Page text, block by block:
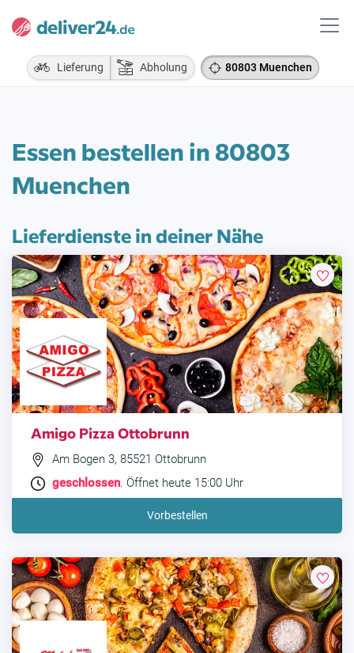
Lieferung Abholung 80803 Muenchen
Essen bestellen in 80803
Muenchen
Lieferdienste in deiner Nähe
Amigo Pizza Ottobrunn
Am Bogen 3, 85521 Ottobrunn
geschlossen. Öffnet heute 15:00 Uhr
Vorbestellen